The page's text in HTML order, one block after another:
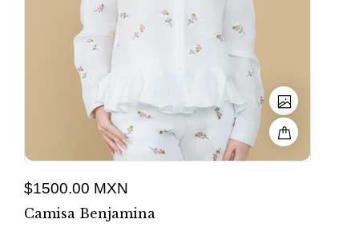
$1500.00 MXN
Camisa Benjamina